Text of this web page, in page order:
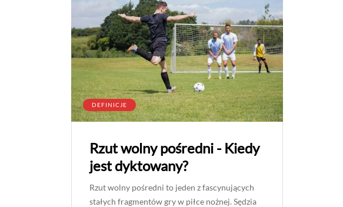
DEFINICJE
Rzut wolny pośredni - Kiedy
jest dyktowany?
Rzut wolny pośredni to jeden z fascynujących
stałych fragmentów gry w piłce nożnej. Sędzia